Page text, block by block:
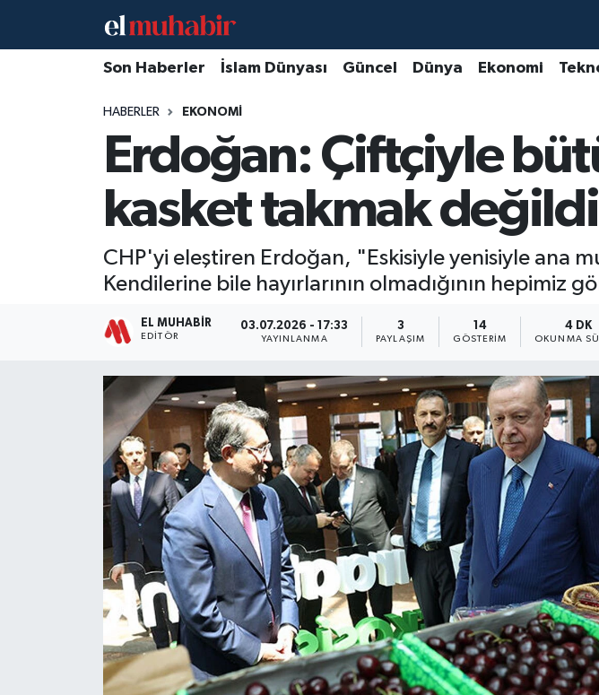
Son Haberler İslam Dünyası Güncel Dünya Ekonomi
HABERLER EKONOMI
Erdoğan: Çiftçiyle
kasket takmak
CHP'yi eleştiren Erdoğan, "Eskisiyle yenisiyle ana
Kendilerine bile hayırlarının olmadığının hepimiz
EL MUHABIR
EDITÖR
03.07.2026 - 17:33
YAYINLANMA
3
PAYLAŞIM
14
GÖSTERIM
4 DK
OKUNMA
Hava Durumu
Trafik Durumu
Süper Lig Puan Durumu ve Fikstür
Tüm Manşetler
Son Dakika Haberleri